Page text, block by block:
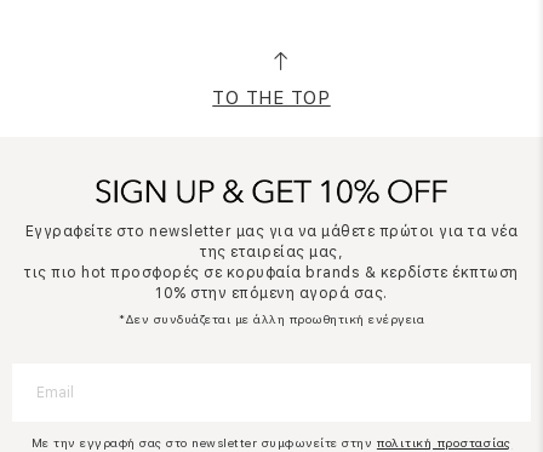
TO THE TOP
Εγγραφείτε στο newsletter μας για να μάθετε πρώτοι για τα νέα
της εταιρείας μας,
τις πιο hot προσφορές σε κορυφαία brands & κερδίστε έκπτωση
10% στην επόμενη αγορά σας.
*Δεν συνδυάζεται με άλλη προωθητική ενέργεια
Με την εγγραφή σας στο newsletter συμφωνείτε στην πολιτική προστασίας